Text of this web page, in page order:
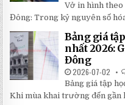
Vở in hình
Đông: Trong kỷ nguyên số
Bảng giá
nhất 2026:
Đông
2026-07-02
Bảng giá tập
Khi mùa khai trường đến gần